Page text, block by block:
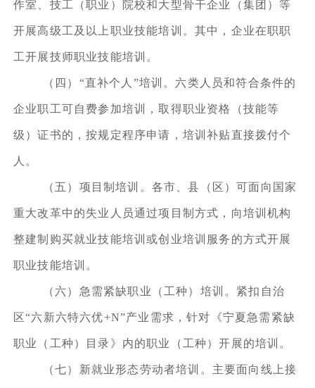
作室、技工（职业）院校和大型骨干企业（集团）等
开展高级工及以上职业技能培训。其中，企业在职职
工开展技师职业技能培训。
（四）“直补个人”培训。六类人员和符合条件的
企业职工可自费参加培训，取得职业资格（技能等
级）证书的，按规定程序申请，培训补贴直接拨付个
人。
（五）项目制培训。各市、县（区）可面向国家
重大改革中的失业人员通过项目制方式，向培训机构
整建制购买就业技能培训或创业培训服务的方式开展
职业技能培训。
（六）急需紧缺职业（工种）培训。紧扣自治
区“六新六特六优+N”产业需求，针对《宁夏急需紧缺
职业（工种）目录》内的职业（工种）开展的培训。
（七）新就业形态劳动者培训。主要面向线上接